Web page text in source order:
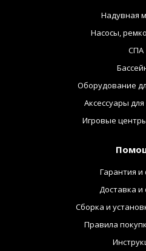
Надувная
Насосы,
СПА
Оборудование
Аксессуары
Игровые
Гарантия и
Доставка и
Сборка и
Правила